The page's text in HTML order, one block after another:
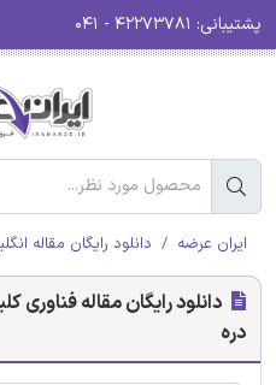
پشتیبانی:
ایران عرضه دانلود رایگان مقاله
دانلود رایگان مقاله
دره